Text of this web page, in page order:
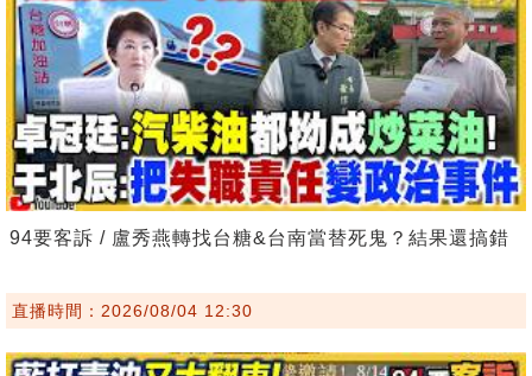
94要客訴 / 盧秀燕轉找台糖&台南當替死鬼？結果還搞錯
直播時間：2026/08/04 12:30